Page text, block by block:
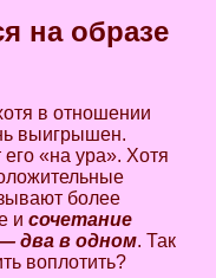
на образе
в отношении
выигрышен.
«на ура». Хотя
более
и сочетание
два в одном. Так
воплотить?